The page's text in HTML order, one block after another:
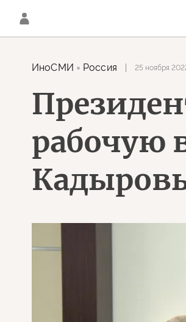
ИноСМИ Россия 25 ноября
рабочую